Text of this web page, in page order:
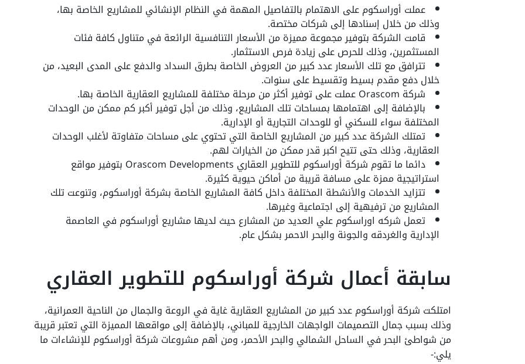
عملت أوراسكوم على الاهتمام بالتفاصيل المهمة في النظام الإنشائي للمشاريع الخاصة بها،
وذلك من خلال إسنادها إلى شركات مختصة.
قامت الشركة بتوفير مجموعة مميزة من الأسعار التنافسية الرائعة في متناول كافة فئات
المستثمرين، وذلك للحرص على زيادة فرص الاستثمار.
تترافق مع تلك الأسعار عدد كبير من العروض الخاصة بطرق السداد والدفع على المدى البعيد، من
خلال دفع مقدم بسيط وتقسيط على سنوات.
شركة Orascom عملت على توفير أكثر من مرحلة مختلفة للمشاريع العقارية الخاصة بها.
بالإضافة إلى اهتمامها بمساحات تلك المشاريع، وذلك من أجل توفير أكبر كم ممكن من الوحدات
المختلفة سواء للسكني أو للوحدات التجارية أو الإدارية.
تمتلك الشركة عدد كبير من المشاريع الخاصة التي تحتوي على مساحات متفاوتة لأغلب الوحدات
العقارية، وذلك حتى تتيح اكبر قدر ممكن من الخيارات لهم.
دائما ما تقوم شركة أوراسكوم للتطوير العقاري Orascom Developments بتوفير مواقع
استراتيجية ممزة على مسافة قريبة من أماكن حيوية كثيرة.
تتزايد الخدمات والأنشطة المختلفة داخل كافة المشاريع الخاصة بشركة أوراسكوم، وتنوعت تلك
المشاريع من ترفيهية إلى اجتماعية وغيرها.
تعمل شركه اوراسكوم علي العديد من المشارع حيث لديها مشاريع أوراسكوم في العاصمة
الإدارية والغردقه والجونة والبحر الاحمر بشكل عام.
سابقة أعمال شركة أوراسكوم للتطوير العقاري
امتلكت شركة أوراسكوم عدد كبير من المشاريع العقارية غاية في الروعة والجمال من الناحية العمرانية،
وذلك بسبب جمال التصميمات الواجهات الخارجية للمباني، بالإضافة إلى مواقعها المميزة التي تعتبر قريبة
من شواطئ البحر في الساحل الشمالي والبحر الأحمر، ومن أهم مشروعات شركة أوراسكوم للإنشاءات ما
يلي:-